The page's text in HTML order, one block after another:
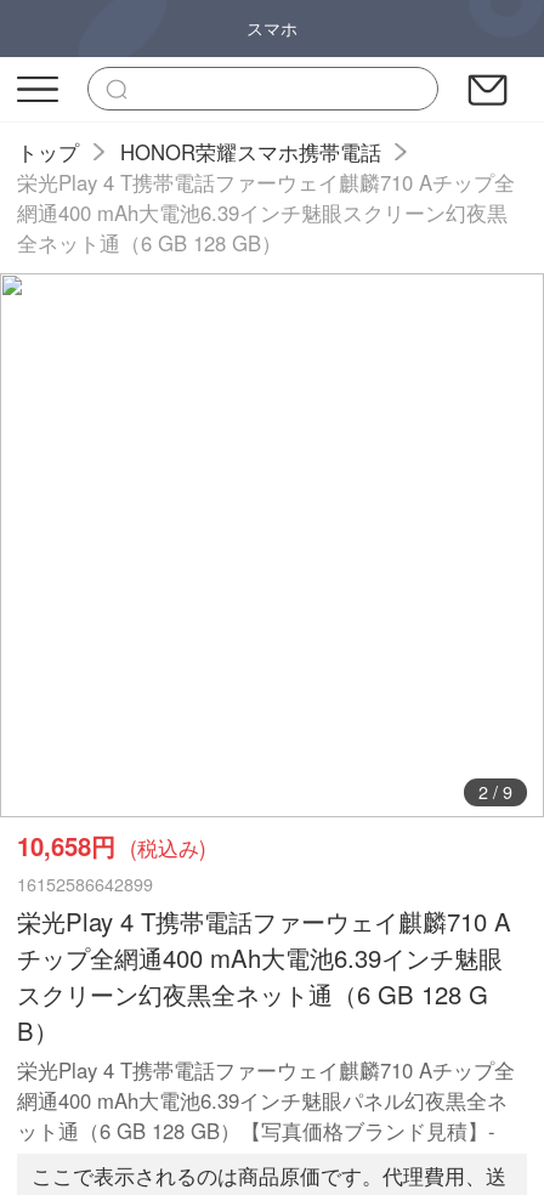
スマホ
トップ
HONOR荣耀スマホ携帯電話
栄光Play 4 T携帯電話ファーウェイ麒麟710 Aチップ全
網通400 mAh大電池6.39インチ魅眼スクリーン幻夜黒
全ネット通（6 GB 128 GB）
3/ 9
10,658円 (税込み)
16152586642899
栄光Play 4 T携帯電話ファーウェイ麒麟710 A
チップ全網通400 mAh大電池6.39インチ魅眼
スクリーン幻夜黒全ネット通（6 GB 128 G
B）
栄光Play 4 T携帯電話ファーウェイ麒麟710 Aチップ全
網通400 mAh大電池6.39インチ魅眼パネル幻夜黒全ネ
ット通（6 GB 128 GB）【写真価格ブランド見積】-
ここで表示されるのは商品原価です。代理費用、送